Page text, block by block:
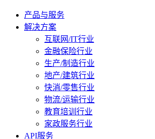
产品与服务
解决方案
互联网/IT行业
金融保险行业
生产/制造行业
地产/建筑行业
快消/零售行业
物流/运输行业
教育培训行业
家政服务行业
API服务